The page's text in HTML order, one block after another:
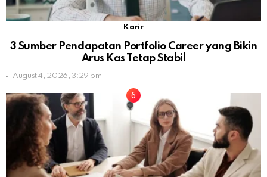
Karir
3 Sumber Pendapatan Portfolio Career yang Bikin
Arus Kas Tetap Stabil
August 4, 2026, 3:29 pm